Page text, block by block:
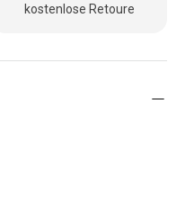
kostenlose Retoure